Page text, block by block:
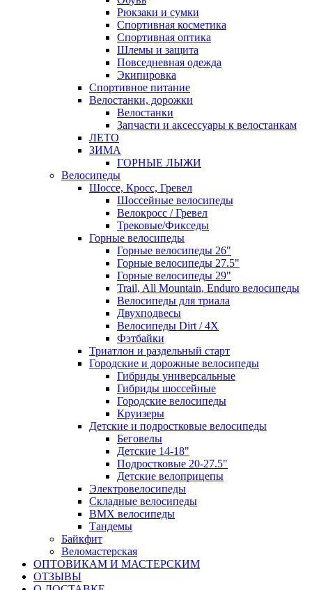
Рюкзаки и сумки
Спортивная косметика
Спортивная оптика
Шлемы и защита
Повседневная одежда
Экипировка
Спортивное питание
Велостанки, дорожки
Велостанки
Запчасти и аксессуары к велостанкам
ЛЕТО
ЗИМА
ГОРНЫЕ ЛЫЖИ
Велосипеды
Шоссе, Кросс, Гревел
Шоссейные велосипеды
Велокросс / Гревел
Трековые/Фикседы
Горные велосипеды
Горные велосипеды 26"
Горные велосипеды 27.5"
Горные велосипеды 29"
Trail, All Mountain, Enduro велосипеды
Велосипеды для триала
Двухподвесы
Велосипеды Dirt / 4X
Фэтбайки
Триатлон и раздельный старт
Городские и дорожные велосипеды
Гибриды универсальные
Гибриды шоссейные
Городские велосипеды
Круизеры
Детские и подростковые велосипеды
Беговелы
Детские 14-18"
Подростковые 20-27.5"
Детские велоприцепы
Электровелосипеды
Складные велосипеды
BMX велосипеды
Тандемы
Байкфит
Веломастерская
ОПТОВИКАМ И МАСТЕРСКИМ
ОТЗЫВЫ